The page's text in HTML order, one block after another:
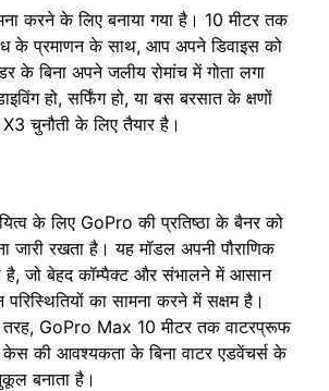
करने के लिए बनाया गया है। 10 मीटर तक
के प्रमाणन के साथ, आप अपने डिवाइस को
के बिना अपने जलीय रोमांच में गोता लगा
हो, सर्फिंग हो, या बस बरसात के क्षणों
चुनौती के लिए तैयार है।
के लिए GoPro की प्रतिष्ठा के बैनर को
जारी रखता है। यह मॉडल अपनी पौराणिक
है, जो बेहद कॉम्पैक्ट और संभालने में आसान
का सामना करने में सक्षम है।
GoPro Max 10 मीटर तक वाटरप्रूफ
केस की आवश्यकता के बिना वाटर एडवेंचर्स के
बनाता है।